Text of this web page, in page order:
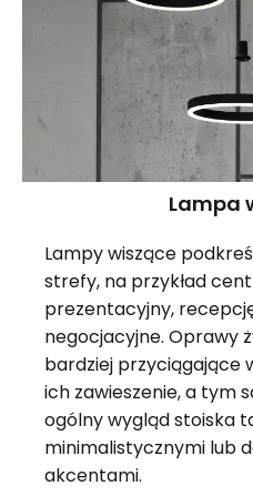
Lampa
Lampy wiszące
strefy, na przykład
prezentacyjny,
negocjacyjne. Oprawy
bardziej przyciągające
ich zawieszenie, a tym
ogólny wygląd stoiska
minimalistycznymi lub
akcentami.